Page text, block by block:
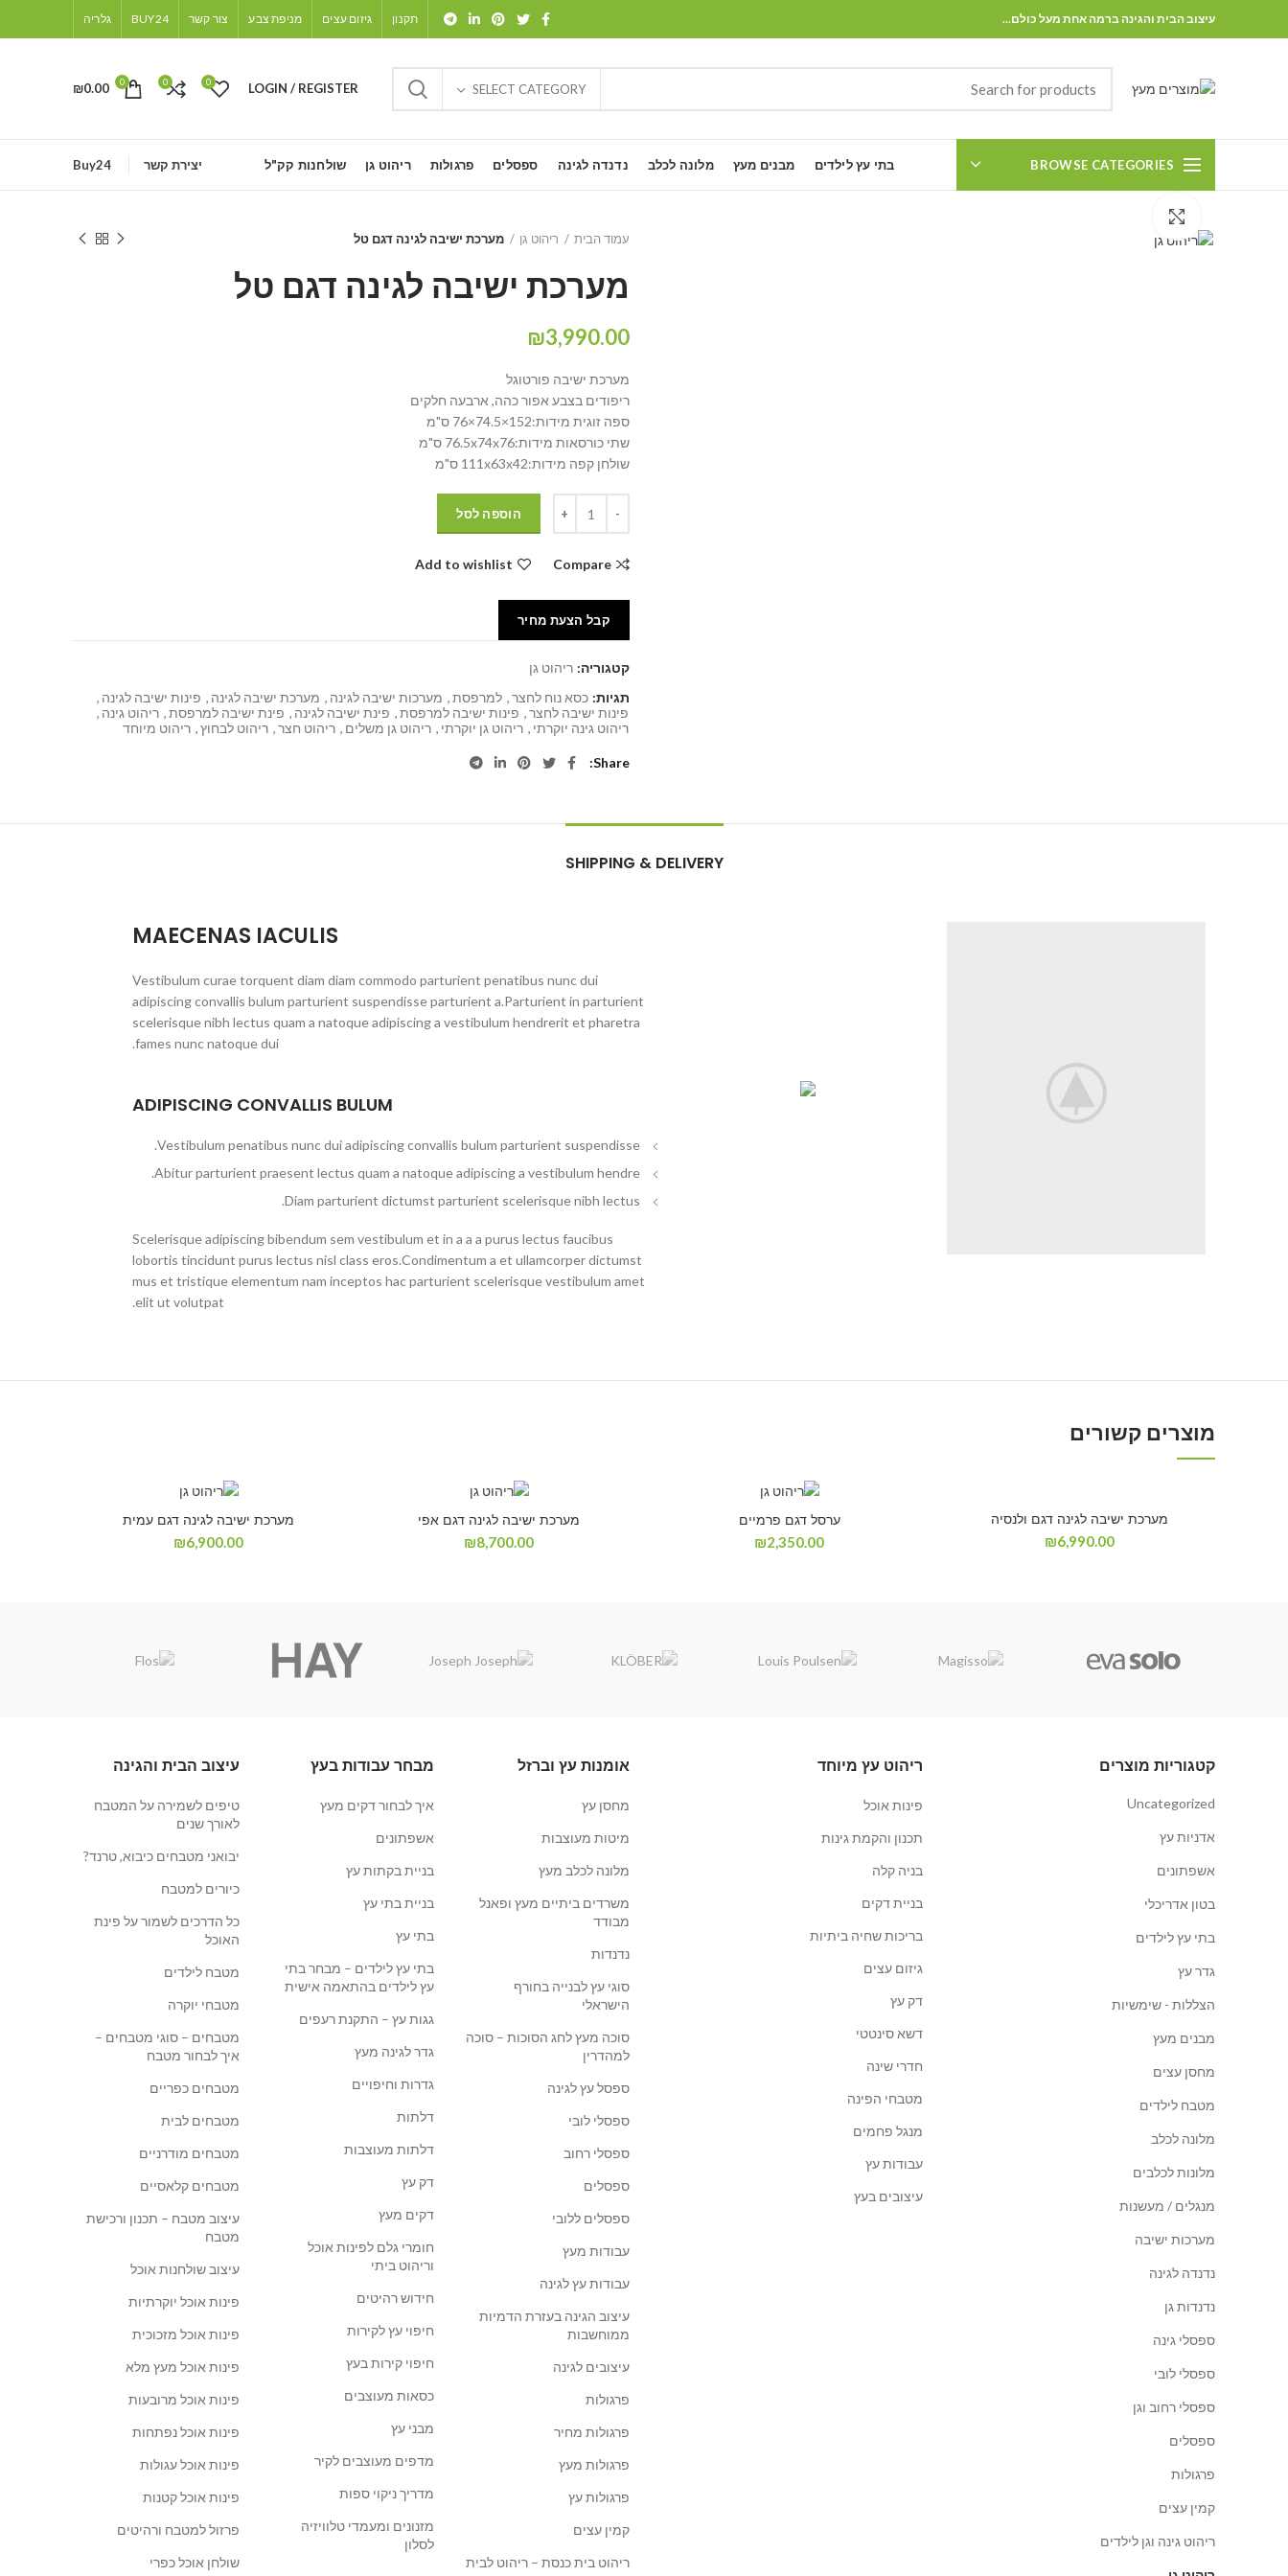
עיצוב הבית והגינה ברמה אחת מעל כולם... תקנון גיזום עצים מניפת צבע צור קשר BUY24 גלריה
SELECT CATEGORY
LOGIN / REGISTER
0
0
0
₪0.00
BROWSE CATEGORIES בתי עץ לילדים מבנים מעץ מלונה לכלב נדנדה לגינה ספסלים פרגולות ריהוט גן שולחנות קק"ל יצירת קשר Buy24
עמוד הבית
ריהוט גן מערכת ישיבה לגינה דגם טל
מערכת ישיבה לגינה דגם טל
₪3,990.00
מערכת ישיבה פורטוגל
ריפודים בצבע אפור כהה, ארבעה חלקים
ספה זוגית מידות:152×74.5×76 ס"מ
שתי כורסאות מידות:76.5x74x76 ס"מ
שולחן קפה מידות:111x63x42 ס"מ
הוספה לסל
Compare
Add to wishlist
קבל הצעת מחיר
קטגוריה: ריהוט גן
תגיות: כסא נוח לחצר, למרפסת, מערכות ישיבה לגינה , מערכת ישיבה לגינה , פינות ישיבה לגינה ,
פינות ישיבה לחצר, פינות ישיבה למרפסת, פינת ישיבה לגינה , פינת ישיבה למרפסת, ריהוט גינה ,
ריהוט גינה יוקרתי , ריהוט גן יוקרתי , ריהוט גן משלים , ריהוט חצר, ריהוט לבחוץ, ריהוט מיוחד
Share
SHIPPING & DELIVERY
MAECENAS IACULIS
Vestibulum curae torquent diam diam commodo parturient penatibus nunc dui
adipiscing convallis bulum parturient suspendisse parturient a.Parturient in parturient
scelerisque nibh lectus quam a natoque adipiscing a vestibulum hendrerit et pharetra
fames nunc natoque dui.
ADIPISCING CONVALLIS BULUM
Vestibulum penatibus nunc dui adipiscing convallis bulum parturient suspendisse.
Abitur parturient praesent lectus quam a natoque adipiscing a vestibulum hendre.
Diam parturient dictumst parturient scelerisque nibh lectus.
Scelerisque adipiscing bibendum sem vestibulum et in a a a purus lectus faucibus
lobortis tincidunt purus lectus nisl class eros.Condimentum a et ullamcorper dictumst
mus et tristique elementum nam inceptos hac parturient scelerisque vestibulum amet
elit ut volutpat.
מוצרים קשורים
מערכת ישיבה לגינה דגם ולנסיה
₪6,990.00
ערסל דגם פרמיים
₪2,350.00
מערכת ישיבה לגינה דגם אפי
₪8,700.00
מערכת ישיבה לגינה דגם עמית
₪6,900.00
קטגוריות מוצרים
Uncategorized
אדניות עץ
אשפתונים
בטון אדריכלי
בתי עץ לילדים
גדר עץ
הצללות - שימשיות
מבנים מעץ
מחסן עצים
מטבח לילדים
מלונה לכלב
מלונות לכלבים
מנגלים / מעשנות
מערכות ישיבה
נדנדה לגינה
נדנדות גן
ספסלי גינה
ספסלי לובי
ספסלי רחוב וגן
ספסלים
פרגולות
קמין עצים
ריהוט גינה וגן לילדים
ריהוט עץ מיוחד
פינות אוכל
תכנון והקמת גינות
בניה קלה
בניית דקים
בריכות שחיה ביתיות
גיזום עצים
דק עץ
דשא סינטטי
חדרי שינה
מטבחי הפינה
מנגל פחמים
עבודות עץ
עיצובים בעץ
אומנות עץ וברזל
מחסן עץ
מיטות מעוצבות
מלונה לכלב מעץ
משרדים ביתיים מעץ ופאנל
מבודד
נדנדות
סוגי עץ לבנייה בחורף
הישראלי
סוכה מעץ לחג הסוכות – סוכה
למהדרין
ספסל עץ לגינה
ספסלי לובי
ספסלי רחוב
ספסלים
ספסלים ללובי
עבודות מעץ
עבודות עץ לגינה
עיצוב הגינה בעזרת הדמיות
ממוחשבות
עיצובים לגינה
פרגולות
פרגולות מחיר
פרגולות מעץ
פרגולות עץ
קמין עצים
ריהוט בית כנסת – ריהוט לבית
מבחר עבודות בעץ
איך לבחור דקים מעץ
אשפתונים
בניית בקתות עץ
בניית בתי עץ
בתי עץ
בתי עץ לילדים – מבחר בתי
עץ לילדים בהתאמה אישית
גגות עץ – התקנת רעפים
גדר לגינה מעץ
גדרות וחיפויים
דלתות
דלתות מעוצבות
דק עץ
דקים מעץ
חומרי גלם לפינות אוכל
וריהוט ביתי
חידוש רהיטים
חיפוי עץ לקירות
חיפוי קירות בעץ
כסאות מעוצבים
מבני עץ
מדפים מעוצבים לקיר
מדריך ניקוי ספות
מזנונים ומעמדי טלוויזיה
לסלון
עיצוב הבית והגינה
טיפים לשמירה על המטבח
לאורך שנים
יבואני מטבחים כיבוא, טרנד?
כיורים למטבח
כל הדרכים לשמור על פינת
האוכל
מטבח לילדים
מטבחי יוקרה
מטבחים – סוגי מטבחים –
איך לבחור מטבח
מטבחים כפריים
מטבחים לבית
מטבחים מודרניים
מטבחים קלאסיים
עיצוב מטבח – תכנון ורכישת
מטבח
עיצוב שולחנות אוכל
פינות אוכל יוקרתיות
פינות אוכל מזכוכית
פינות אוכל מעץ מלא
פינות אוכל מרובעות
פינות אוכל נפתחות
פינות אוכל עגולות
פינות אוכל קטנות
פרזול למטבח ורהיטים
שולחן אוכל כפרי